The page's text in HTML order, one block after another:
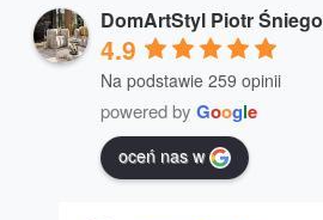
DomArtStyl Piotr
4.9
Na podstawie 259 opinii
powered by Google
oceń nas w